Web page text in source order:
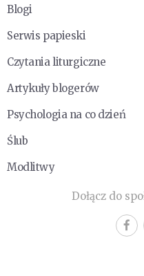
Blogi
Serwis papieski
Czytania liturgiczne
Artykuły blogerów
Psychologia na co dzień
Ślub
Modlitwy
Dołącz do